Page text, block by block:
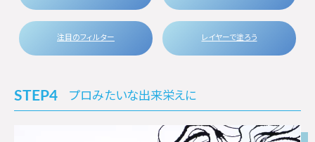
注目のフィルター レイヤーで塗ろう
STEP4 プロみたいな出来栄えに